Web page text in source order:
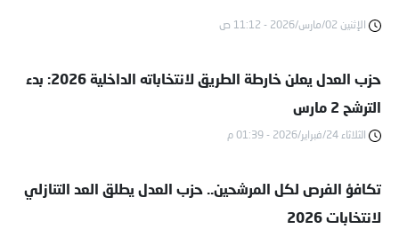
الإثنين 02/مارس/2026 - 11:12 ص
حزب العدل يعلن خارطة الطريق لانتخاباته الداخلية 2026: بدء
الترشح 2 مارس
الثلاثاء 24/فبراير/2026 - 01:39 م
تكافؤ الفرص لكل المرشحين.. حزب العدل يطلق العد التنازلي
لانتخابات 2026